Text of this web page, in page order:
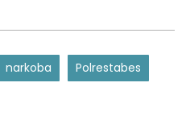
narkoba Polrestabes